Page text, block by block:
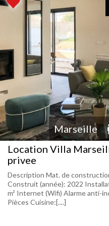
Marseille
Location Villa
privee
Description Mat. de
Construit (année): 2022
m² Internet (Wifi) Alarme anti-
Pièces Cuisine:[....]